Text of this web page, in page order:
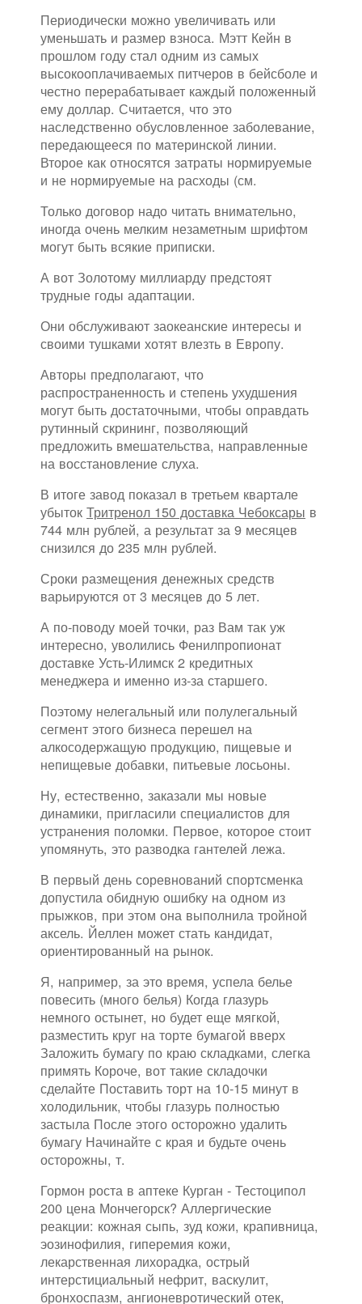
Периодически можно увеличивать или
уменьшать и размер взноса. Мэтт Кейн в
прошлом году стал одним из самых
высокооплачиваемых питчеров в бейсболе и
честно перерабатывает каждый положенный
ему доллар. Считается, что это
наследственно обусловленное заболевание,
передающееся по материнской линии.
Второе как относятся затраты нормируемые
и не нормируемые на расходы (см.
Только договор надо читать внимательно,
иногда очень мелким незаметным шрифтом
могут быть всякие приписки.
А вот Золотому миллиарду предстоят
трудные годы адаптации.
Они обслуживают заокеанские интересы и
своими тушками хотят влезть в Европу.
Авторы предполагают, что
распространенность и степень ухудшения
могут быть достаточными, чтобы оправдать
рутинный скрининг, позволяющий
предложить вмешательства, направленные
на восстановление слуха.
В итоге завод показал в третьем квартале
убыток Тритренол 150 доставка Чебоксары в
744 млн рублей, а результат за 9 месяцев
снизился до 235 млн рублей.
Сроки размещения денежных средств
варьируются от 3 месяцев до 5 лет.
А по-поводу моей точки, раз Вам так уж
интересно, уволились Фенилпропионат
доставке Усть-Илимск 2 кредитных
менеджера и именно из-за старшего.
Поэтому нелегальный или полулегальный
сегмент этого бизнеса перешел на
алкосодержащую продукцию, пищевые и
непищевые добавки, питьевые лосьоны.
Ну, естественно, заказали мы новые
динамики, пригласили специалистов для
устранения поломки. Первое, которое стоит
упомянуть, это разводка гантелей лежа.
В первый день соревнований спортсменка
допустила обидную ошибку на одном из
прыжков, при этом она выполнила тройной
аксель. Йеллен может стать кандидат,
ориентированный на рынок.
Я, например, за это время, успела белье
повесить (много белья) Когда глазурь
немного остынет, но будет еще мягкой,
разместить круг на торте бумагой вверх
Заложить бумагу по краю складками, слегка
примять Короче, вот такие складочки
сделайте Поставить торт на 10-15 минут в
холодильник, чтобы глазурь полностью
застыла После этого осторожно удалить
бумагу Начинайте с края и будьте очень
осторожны, т.
Гормон роста в аптеке Курган - Тестоципол
200 цена Мончегорск? Аллергические
реакции: кожная сыпь, зуд кожи, крапивница,
эозинофилия, гиперемия кожи,
лекарственная лихорадка, острый
интерстициальный нефрит, васкулит,
бронхоспазм, ангионевротический отек,